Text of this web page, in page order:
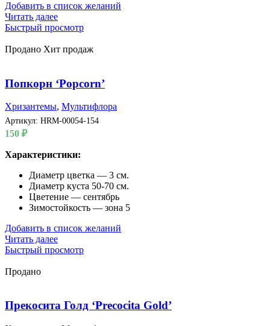
Добавить в список желаний
Читать далее
Быстрый просмотр
Продано Хит продаж
Попкорн ‘Popcorn’
Хризантемы, Мультифлора
Артикул: HRM-00054-154
150 ₽
Характеристики:
Диаметр цветка — 3 см.
Диаметр куста 50-70 см.
Цветение — сентябрь
Зимостойкость — зона 5
Добавить в список желаний
Читать далее
Быстрый просмотр
Продано
Прекосита Голд ‘Precocita Gold’